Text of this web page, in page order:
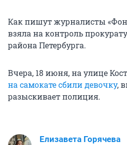
Как пишут журналисты
взяла на контроль
района Петербурга.
Вчера, 18 июня, на улице
на самокате сбили девочку,
разыскивает полиция.
Елизавета Горячева